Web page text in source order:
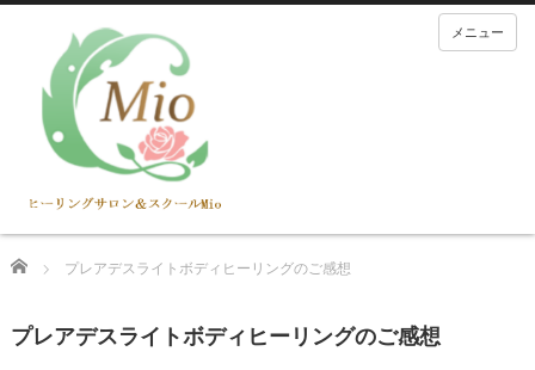
メニュー
Home プレアデスライトボディヒーリングのご感想
プレアデスライトボディヒーリングのご感想